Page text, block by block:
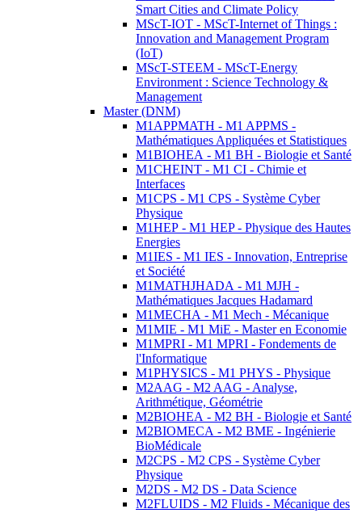
Smart Cities and Climate Policy
MScT-IOT - MScT-Internet of Things :
Innovation and Management Program
(IoT)
MScT-STEEM - MScT-Energy
Environment : Science Technology &
Management
Master (DNM)
M1APPMATH - M1 APPMS -
Mathématiques Appliquées et Statistiques
M1BIOHEA - M1 BH - Biologie et Santé
M1CHEINT - M1 CI - Chimie et
Interfaces
M1CPS - M1 CPS - Système Cyber
Physique
M1HEP - M1 HEP - Physique des Hautes
Energies
M1IES - M1 IES - Innovation, Entreprise
et Société
M1MATHJHADA - M1 MJH -
Mathématiques Jacques Hadamard
M1MECHA - M1 Mech - Mécanique
M1MIE - M1 MiE - Master en Economie
M1MPRI - M1 MPRI - Fondements de
l'Informatique
M1PHYSICS - M1 PHYS - Physique
M2AAG - M2 AAG - Analyse,
Arithmétique, Géométrie
M2BIOHEA - M2 BH - Biologie et Santé
M2BIOMECA - M2 BME - Ingénierie
BioMédicale
M2CPS - M2 CPS - Système Cyber
Physique
M2DS - M2 DS - Data Science
M2FLUIDS - M2 Fluids - Mécanique des